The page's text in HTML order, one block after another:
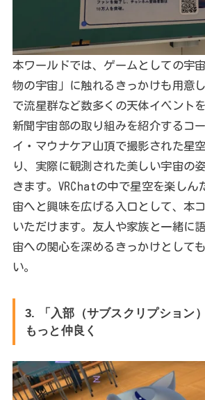
本ワールドでは、ゲームとしての宇
物の宇宙」に触れるきっかけも用意
で流星群など数多くの天体イベント
新聞宇宙部の取り組みを紹介するコ
イ・マウナケア山頂で撮影された星
り、実際に観測された美しい宇宙の
きます。VRChatの中で星空を楽しん
宙へと興味を広げる入口として、本
いただけます。友人や家族と一緒に
宙への関心を深めるきっかけとして
い。
3. 「入部（サブスクリプション
もっと仲良く